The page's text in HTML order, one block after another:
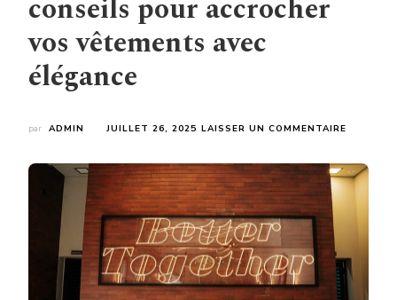
conseils pour accrocher
vos vêtements avec
élégance
par ADMIN JUILLET 26, 2025 LAISSER UN COMMENTAIRE
VOS